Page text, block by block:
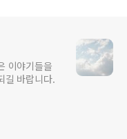
이야기들을
길 바랍니다.